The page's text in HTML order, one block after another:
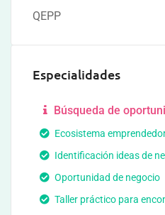
QEPP
Especialidades
Búsqueda de
Ecosistema
Identificación ideas de
Oportunidad de negocio
Taller práctico para